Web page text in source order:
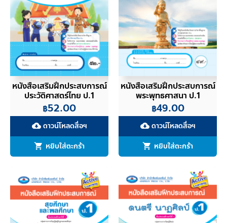
หนังสือเสริมฝึกประสบการณ์
ประวัติศาสตร์ไทย ป.1
฿52.00
cloud_downloadดาวน์โหลดสื่อฯ
หยิบใส่ตะกร้า
หนังสือเสริมฝึกประสบการณ์
พระพุทธศาสนา ป.1
฿49.00
cloud_downloadดาวน์โหลดสื่อฯ
หยิบใส่ตะกร้า